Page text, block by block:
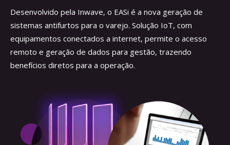
Desenvolvido pela Inwave, o EASi é a nova geração de
sistemas antifurtos para o varejo. Solução IoT, com
equipamentos conectados a internet, permite o acesso
remoto e geração de dados para gestão, trazendo
benefícios diretos para a operação.